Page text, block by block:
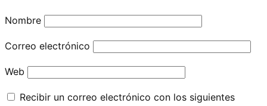
Nombre
Correo electrónico
Web
Recibir un correo electrónico con los siguientes